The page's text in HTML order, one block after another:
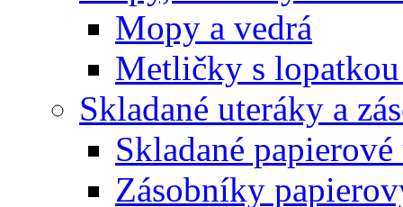
Mopy a vedrá
Metličky s
Skladané uteráky a
Skladané
Zásobníky